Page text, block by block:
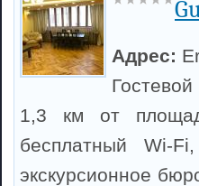
Адрес:
1,3 км от
бесплатный Wi-
экскурсионное